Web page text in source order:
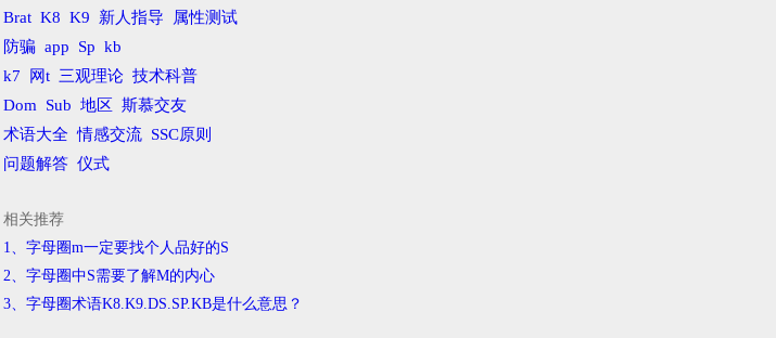
Brat K8 K9 新人指导
属性测试
防骗 app Sp kb
k7
网t 三观理论 技术科普
Dom Sub 地区
斯慕交友
术语大全 情感交流 SSC原则
问题解答 仪式
相关推荐
1、字母圈m一定要找个人品好的S
2、字母圈中S需要了解M的内心
3、字母圈术语K8.K9.DS.SP.KB是什么意思？